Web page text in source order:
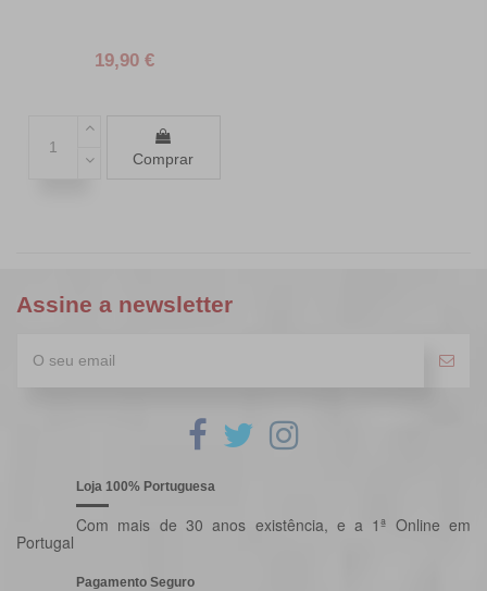
19,90 €
Comprar
Assine a newsletter
Loja 100% Portuguesa
Com mais de 30 anos existência, e a 1ª Online em
Portugal
Pagamento Seguro